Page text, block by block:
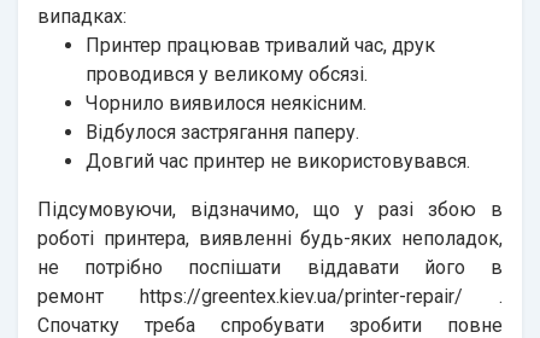
випадках:
Принтер працював тривалий час, друк
проводився у великому обсязі.
Чорнило виявилося неякісним.
Відбулося застрягання паперу.
Довгий час принтер не використовувався.
Підсумовуючи, відзначимо, що у разі збою в
роботі принтера, виявленні будь-яких неполадок,
не потрібно поспішати віддавати його в
ремонт https://greentex.kiev.ua/printer-repair/ .
Спочатку треба спробувати зробити повне